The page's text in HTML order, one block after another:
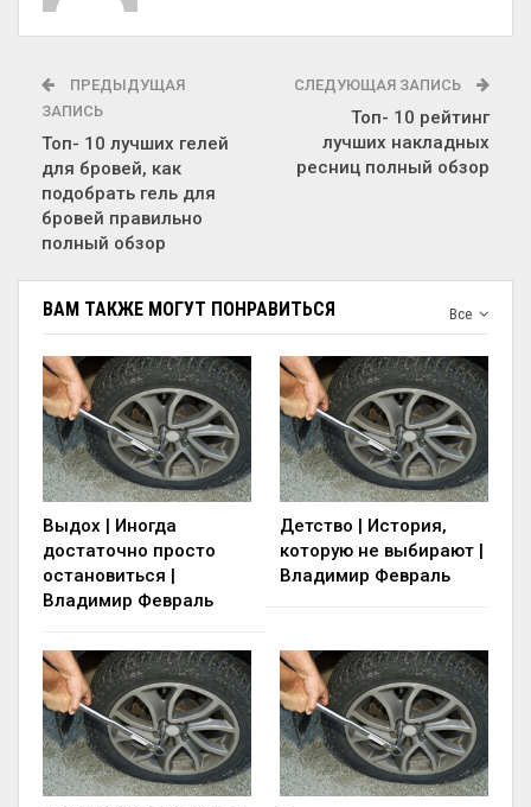
ПРЕДЫДУЩАЯ
ЗАПИСЬ
Топ- 10 лучших гелей
для бровей, как
подобрать гель для
бровей правильно
полный обзор
СЛЕДУЮЩАЯ ЗАПИСЬ
Топ- 10 рейтинг
лучших накладных
ресниц полный обзор
Все
ВАМ ТАКЖЕ МОГУТ ПОНРАВИТЬСЯ
Выдох | Иногда
достаточно просто
остановиться |
Владимир Февраль
Детство | История,
которую не выбирают |
Владимир Февраль